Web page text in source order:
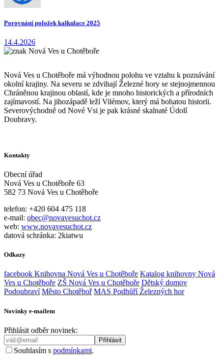
Porovnání položek kalkulace 2025
14.4.2026
Nová Ves u Chotěboře má výhodnou polohu ve vztahu k poznávání
okolní krajiny. Na severu se zdvihají Železné hory se stejnojmennou
Chráněnou krajinou oblastí, kde je mnoho historických a přírodních
zajímavostí. Na jihozápadě leží Vilémov, který má bohatou historii.
Severovýchodně od Nové Vsi je pak krásné skalnaté Údolí
Doubravy.
Kontakty
Obecní úřad
Nová Ves u Chotěboře 63
582 73 Nová Ves u Chotěboře
telefon: +420 604 475 118
e-mail: obec@novavesuchot.cz
web: www.novavesuchot.cz
datová schránka: 2kiatwu
Odkazy
facebook Knihovna Nová Ves u Chotěboře Katalog knihovny Nová
Ves u Chotěboře ZŠ Nová Ves u Chotěboře Dětský domov
Podoubraví Město Chotěboř MAS Podhůří Železných hor
Novinky e-mailem
Přihlásit odběr novinek:
Souhlasím s podmínkami.